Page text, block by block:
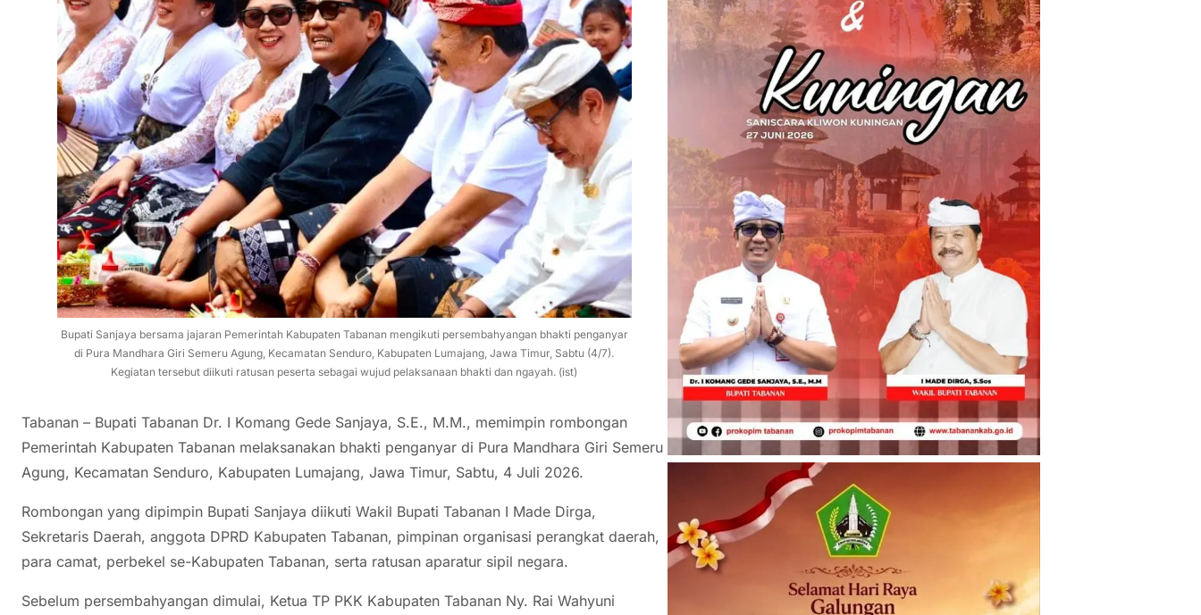
Bupati Sanjaya bersama jajaran Pemerintah Kabupaten Tabanan mengikuti persembahyangan bhakti penganyar
di Pura Mandhara Giri Semeru Agung, Kecamatan Senduro, Kabupaten Lumajang, Jawa Timur, Sabtu (4/7).
Kegiatan tersebut diikuti ratusan peserta sebagai wujud pelaksanaan bhakti dan ngayah. (ist)
Tabanan – Bupati Tabanan Dr. I Komang Gede Sanjaya, S.E., M.M., memimpin rombongan
Pemerintah Kabupaten Tabanan melaksanakan bhakti penganyar di Pura Mandhara Giri Semeru
Agung, Kecamatan Senduro, Kabupaten Lumajang, Jawa Timur, Sabtu, 4 Juli 2026.
Rombongan yang dipimpin Bupati Sanjaya diikuti Wakil Bupati Tabanan I Made Dirga,
Sekretaris Daerah, anggota DPRD Kabupaten Tabanan, pimpinan organisasi perangkat daerah,
para camat, perbekel se-Kabupaten Tabanan, serta ratusan aparatur sipil negara.
Sebelum persembahyangan dimulai, Ketua TP PKK Kabupaten Tabanan Ny. Rai Wahyuni